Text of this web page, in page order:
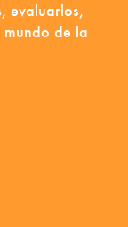
evaluarlos,
mundo de la